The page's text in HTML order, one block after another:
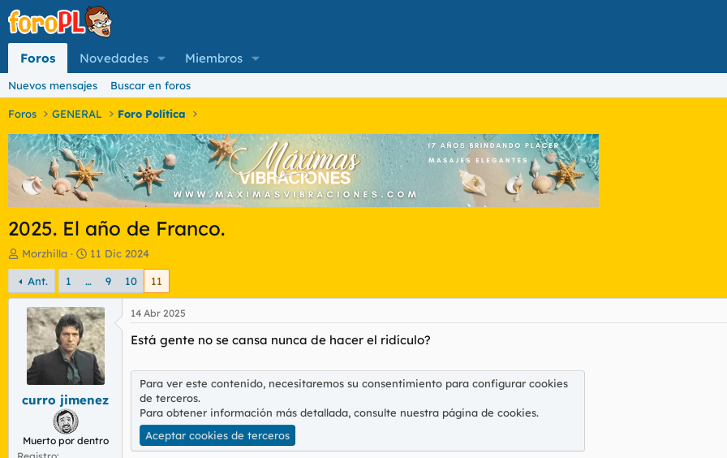
Foros Novedades Miembros
Nuevos mensajes Buscar en foros
Foros GENERAL Foro Política
2025. El año de Franco.
I
n
i
c
a
d
o
d
e
e
Morzhilla
F
e
c
h
a
d
e
i
n
i
c
11 Dic 2024
Ant. 1 … 9 10 11
curro jimenez
Muerto por dentro
Registro
14 Abr 2025
Está gente no se cansa nunca de hacer el ridículo?
Para ver este contenido, necesitaremos su consentimiento para configurar cookies
de terceros.
Para obtener información más detallada, consulte nuestra página de cookies.
Aceptar cookies de terceros